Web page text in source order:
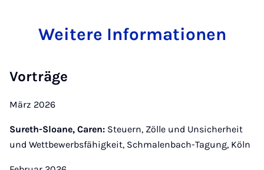
Weitere Informationen
Vorträge
März 2026
Sureth-Sloane, Caren: Steuern, Zölle und Unsicherheit
und Wettbewerbsfähigkeit, Schmalenbach-Tagung, Köln